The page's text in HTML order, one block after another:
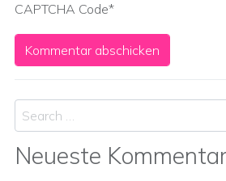
CAPTCHA Code*
Search
Neueste